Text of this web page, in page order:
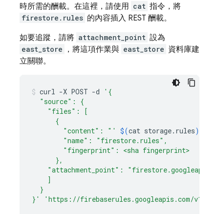
時所需的酬載。在這裡，請使用 cat 指令，將
firestore.rules 的內容插入 REST 酬載。
如要追蹤，請將 attachment_point 設為
east_store ，將這項作業與 east_store 資料庫建
立關聯。
curl -X POST -d
'{
  "source": {
    "files": [
      {
        "content": "'
$(cat storage.rules)
        "name": "firestore.rules",
        "fingerprint": <sha fingerprint>
      },
"attachment_point":
    ]
  }
}'
'https://firebaserules.googleapis.com/v1/